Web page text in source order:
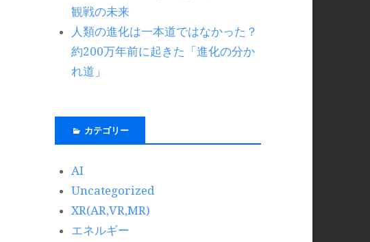
観戦の未来
人類の進化は一本道ではなかった？
約200万年前に起きた「進化の分か
れ道」
カテゴリー
AI
Uncategorized
XR(AR,VR,MR)
エネルギー